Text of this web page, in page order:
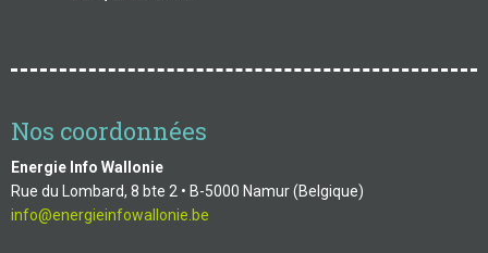
Nos coordonnées
Energie Info Wallonie
Rue du Lombard, 8 bte 2 • B-5000 Namur (Belgique)
info@energieinfowallonie.be